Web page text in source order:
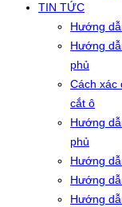
TIN TỨC
Hướng
Hướng
phủ
Cách xác
cắt ô
Hướng
phủ
Hướng
Hướng
Hướng